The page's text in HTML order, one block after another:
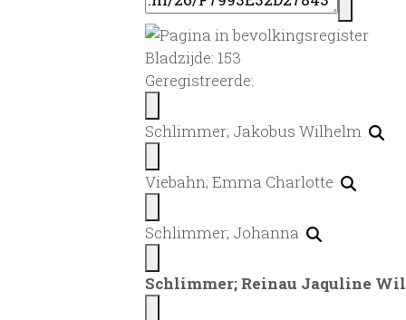
Bladzijde: 153
Geregistreerde:
Schlimmer; Jakobus Wilhelm
Viebahn; Emma Charlotte
Schlimmer; Johanna
Schlimmer; Reinau Jaquline